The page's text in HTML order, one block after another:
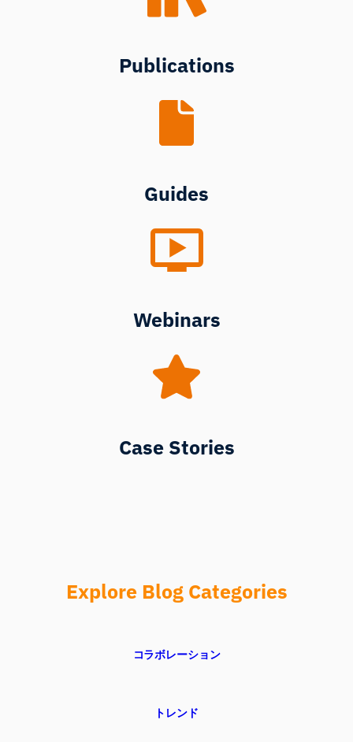
Publications
Guides
Webinars
Case Stories
Explore Blog Categories
コラボレーション
トレンド